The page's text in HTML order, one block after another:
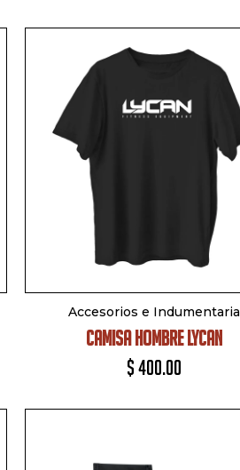
Accesorios e Indumentaria
CAMISA HOMBRE LYCAN
$400.00